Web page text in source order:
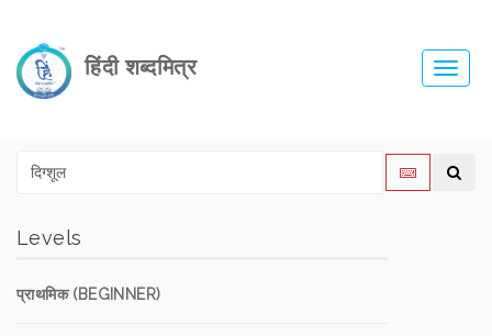
हिंदी शब्दमित्र
Levels
प्राथमिक (BEGINNER)